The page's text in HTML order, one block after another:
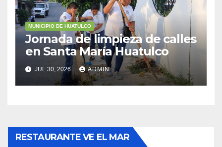
MUNICIPIO DE HUATULCO
Jornada de limpieza de calles
en Santa María Huatulco
JUL 30, 2026 ADMIN
RESTAURANTE VE EL MAR